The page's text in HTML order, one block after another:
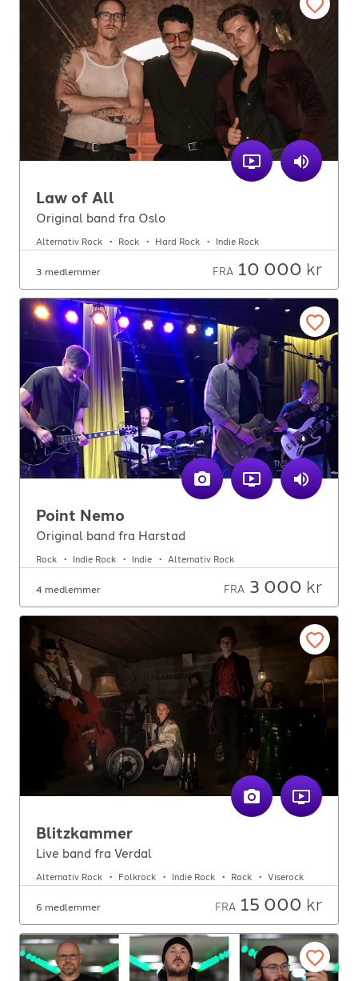
Law of All
Original band fra Oslo
Alternativ Rock Rock Hard Rock Indie Rock
3 medlemmer FRA 10 000 kr
Point Nemo
Original band fra Harstad
Rock Indie Rock Indie Alternativ Rock
4 medlemmer FRA 3 000 kr
Blitzkammer
Live band fra Verdal
Alternativ Rock Folkrock Indie Rock Rock Viserock
6 medlemmer FRA 15 000 kr